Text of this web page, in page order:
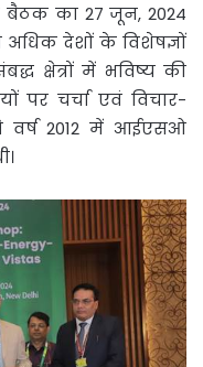
बैठक का 27 जून, 2024
देशों के विशेषज्ञों
क्षेत्रों में भविष्य की
पर चर्चा एवं विचार-
वर्ष 2012 में आईएसओ